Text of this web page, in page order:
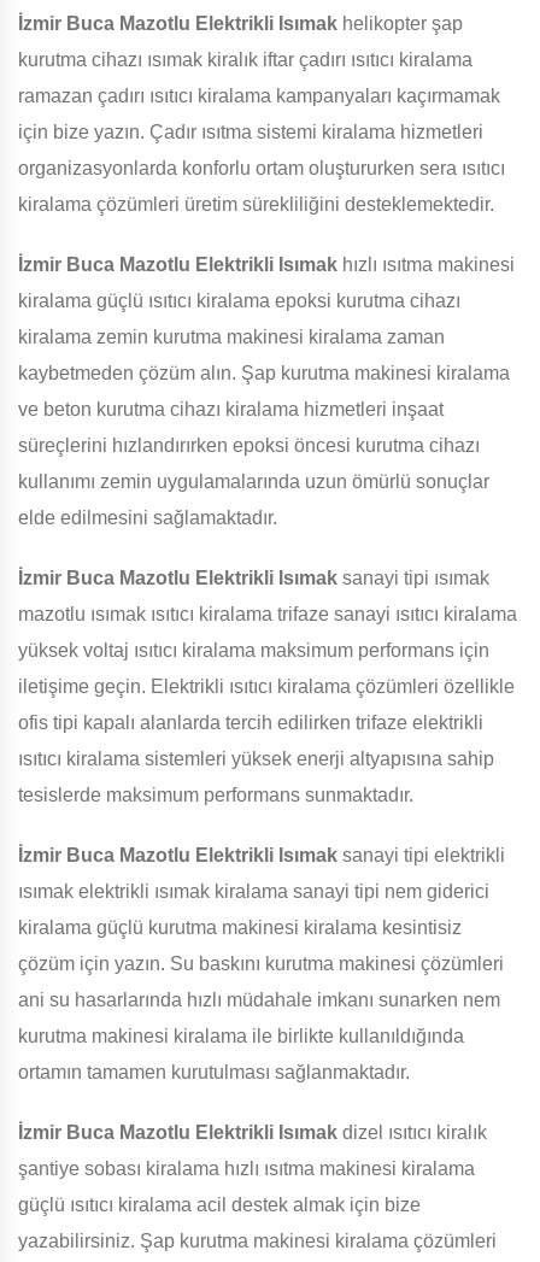
İzmir Buca Mazotlu Elektrikli Isımak helikopter şap
kurutma cihazı ısımak kiralık iftar çadırı ısıtıcı kiralama
ramazan çadırı ısıtıcı kiralama kampanyaları kaçırmamak
için bize yazın. Çadır ısıtma sistemi kiralama hizmetleri
organizasyonlarda konforlu ortam oluştururken sera ısıtıcı
kiralama çözümleri üretim sürekliliğini desteklemektedir.
İzmir Buca Mazotlu Elektrikli Isımak hızlı ısıtma makinesi
kiralama güçlü ısıtıcı kiralama epoksi kurutma cihazı
kiralama zemin kurutma makinesi kiralama zaman
kaybetmeden çözüm alın. Şap kurutma makinesi kiralama
ve beton kurutma cihazı kiralama hizmetleri inşaat
süreçlerini hızlandırırken epoksi öncesi kurutma cihazı
kullanımı zemin uygulamalarında uzun ömürlü sonuçlar
elde edilmesini sağlamaktadır.
İzmir Buca Mazotlu Elektrikli Isımak sanayi tipi ısımak
mazotlu ısımak ısıtıcı kiralama trifaze sanayi ısıtıcı kiralama
yüksek voltaj ısıtıcı kiralama maksimum performans için
iletişime geçin. Elektrikli ısıtıcı kiralama çözümleri özellikle
ofis tipi kapalı alanlarda tercih edilirken trifaze elektrikli
ısıtıcı kiralama sistemleri yüksek enerji altyapısına sahip
tesislerde maksimum performans sunmaktadır.
İzmir Buca Mazotlu Elektrikli Isımak sanayi tipi elektrikli
ısımak elektrikli ısımak kiralama sanayi tipi nem giderici
kiralama güçlü kurutma makinesi kiralama kesintisiz
çözüm için yazın. Su baskını kurutma makinesi çözümleri
ani su hasarlarında hızlı müdahale imkanı sunarken nem
kurutma makinesi kiralama ile birlikte kullanıldığında
ortamın tamamen kurutulması sağlanmaktadır.
İzmir Buca Mazotlu Elektrikli Isımak dizel ısıtıcı kiralık
şantiye sobası kiralama hızlı ısıtma makinesi kiralama
güçlü ısıtıcı kiralama acil destek almak için bize
yazabilirsiniz. Şap kurutma makinesi kiralama çözümleri